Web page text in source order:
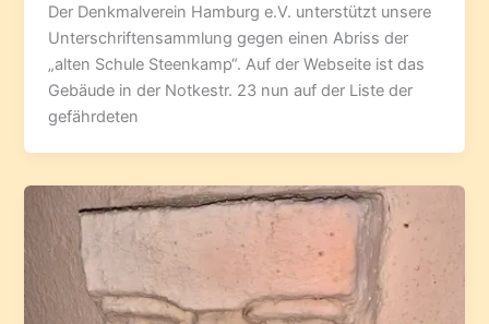
Der Denkmalverein Hamburg e.V. unterstützt unsere
Unterschriftensammlung gegen einen Abriss der
„alten Schule Steenkamp“. Auf der Webseite ist das
Gebäude in der Notkestr. 23 nun auf der Liste der
gefährdeten